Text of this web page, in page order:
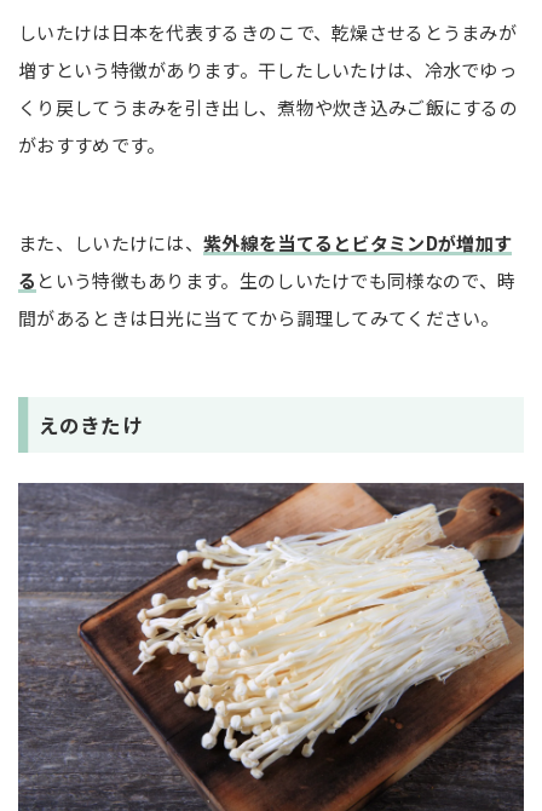
しいたけは日本を代表するきのこで、乾燥させるとうまみが
増すという特徴があります。干したしいたけは、冷水でゆっ
くり戻してうまみを引き出し、煮物や炊き込みご飯にするの
がおすすめです。
また、しいたけには、 紫外線を当てるとビタミンDが増加す
る という特徴もあります。生のしいたけでも同様なので、時
間があるときは日光に当ててから調理してみてください。
えのきたけ